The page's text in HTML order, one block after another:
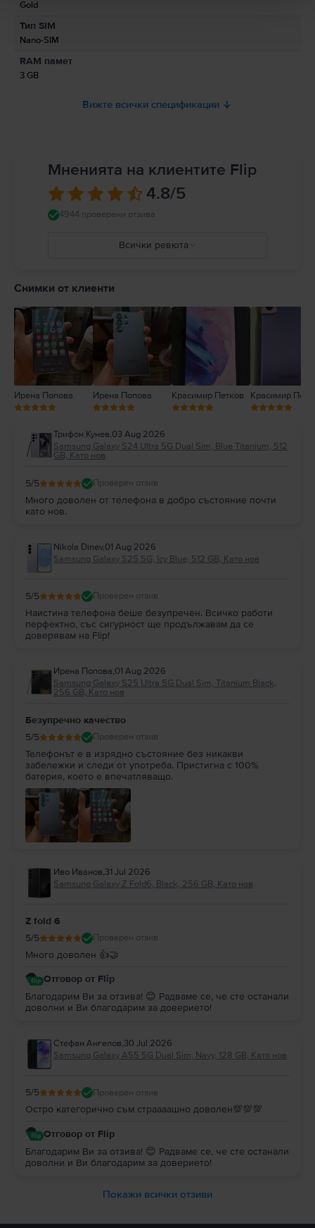
Информация относно предупрежденията за безопасност
свързани с продукта.
Gold
Тип SIM
Nano-SIM
RAM памет
3 GB
Вижте всички спецификации
Мненията на клиентите Flip
4.8/5
4944 проверени отзива
Всички ревюта
2
Снимки от клиенти
Ирена Попова Ирена Попова Красимир Петков Красимир
Трифон Кунев,03 Aug 2026
Samsung Galaxy S24 Ultra 5G Dual Sim, Blue Titanium, 512
GB, Като нов
5/5 Проверен отзив
Много доволен от телефона в добро състояние почти
като нов.
Nikola Dinev,01 Aug 2026
Samsung Galaxy S25 5G, Icy Blue, 512 GB, Като нов
5/5 Проверен отзив
Наистина телефона беше безупречен. Всичко работи
перфектно, със сигурност ще продължавам да се
доверявам на Flip!
Ирена Попова,01 Aug 2026
Samsung Galaxy S25 Ultra 5G Dual Sim, Titanium Black,
256 GB, Като нов
Безупречно качество
5/5 Проверен отзив
Телефонът е в изрядно състояние без никакви
забележки и следи от употреба. Пристигна с 100%
батерия, което е впечатляващо.
Иво Иванов,31 Jul 2026
Samsung Galaxy Z Fold6, Black, 256 GB, Като нов
Z fold 6
5/5 Проверен отзив
Много доволен 👍🤝
Отговор от Flip
Благодарим Ви за отзива! 😊 Радваме се, че сте останали
доволни и Ви благодарим за доверието!
Стефан Ангелов,30 Jul 2026
Samsung Galaxy A55 5G Dual Sim, Navy, 128 GB, Като нов
5/5 Проверен отзив
Остро категорично съм страааашно доволен💯💯💯
Отговор от Flip
Благодарим Ви за отзива! 😊 Радваме се, че сте останали
доволни и Ви благодарим за доверието!
Покажи всички отзиви